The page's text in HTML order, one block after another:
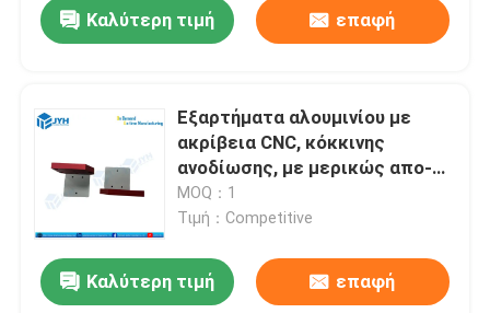
Καλύτερη τιμή επαφή
Εξαρτήματα αλουμινίου με
ακρίβεια CNC, κόκκινης
ανοδίωσης, με μερικώς απο-
ανοδιωμένες περιοχές και
αντοχή στη διάβρωση
MOQ：1
Τιμή：Competitive
Καλύτερη τιμή επαφή